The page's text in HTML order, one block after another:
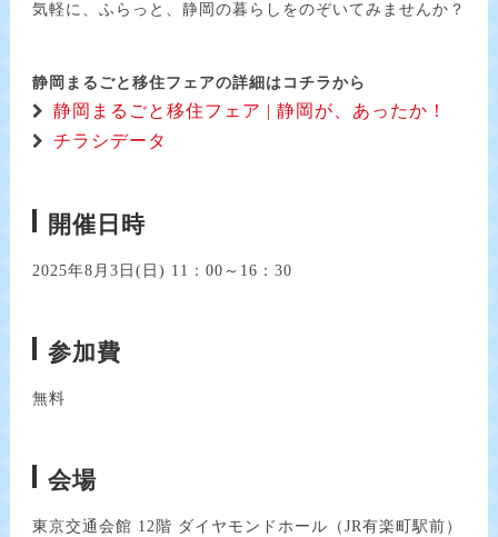
気軽に、ふらっと、静岡の暮らしをのぞいてみませんか？
静岡まるごと移住フェアの詳細はコチラから
静岡まるごと移住フェア | 静岡が、あったか！
チラシデータ
開催日時
2025年8月3日(日) 11：00～16：30
参加費
無料
会場
東京交通会館 12階 ダイヤモンドホール（JR有楽町駅前）